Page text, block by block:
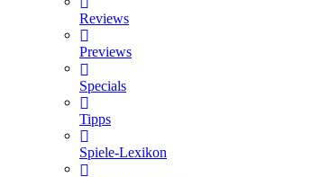
Reviews
Previews
Specials
Tipps
Spiele-Lexikon